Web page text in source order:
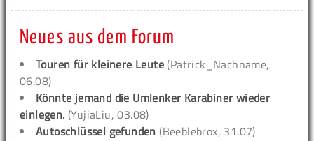
Neues aus dem Forum
Touren für kleinere Leute (Patrick_Nachname,
06.08)
Könnte jemand die Umlenker Karabiner wieder
einlegen. (YujiaLiu, 03.08)
Autoschlüssel gefunden (Beeblebrox, 31.07)